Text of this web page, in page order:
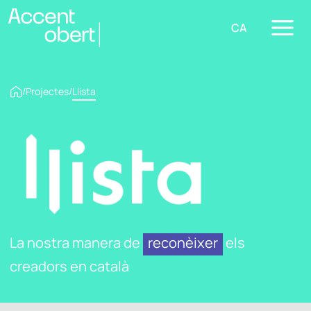
CA
/Projectes/Llista
La nostra manera de reconèixer els
creadors en català